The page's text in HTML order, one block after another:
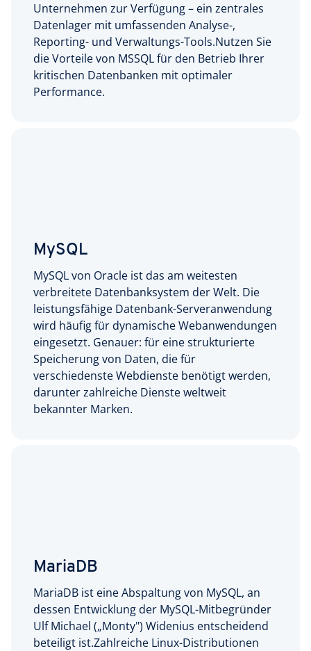
Unternehmen zur Verfügung – ein zentrales
Datenlager mit umfassenden Analyse-,
Reporting- und Verwaltungs-Tools.Nutzen Sie
die Vorteile von MSSQL für den Betrieb Ihrer
kritischen Datenbanken mit optimaler
Performance.
MySQL
MySQL von Oracle ist das am weitesten
verbreitete Datenbanksystem der Welt. Die
leistungsfähige Datenbank-Serveranwendung
wird häufig für dynamische Webanwendungen
eingesetzt. Genauer: für eine strukturierte
Speicherung von Daten, die für
verschiedenste Webdienste benötigt werden,
darunter zahlreiche Dienste weltweit
bekannter Marken.
MariaDB
MariaDB ist eine Abspaltung von MySQL, an
dessen Entwicklung der MySQL-Mitbegründer
Ulf Michael („Monty") Widenius entscheidend
beteiligt ist.Zahlreiche Linux-Distributionen